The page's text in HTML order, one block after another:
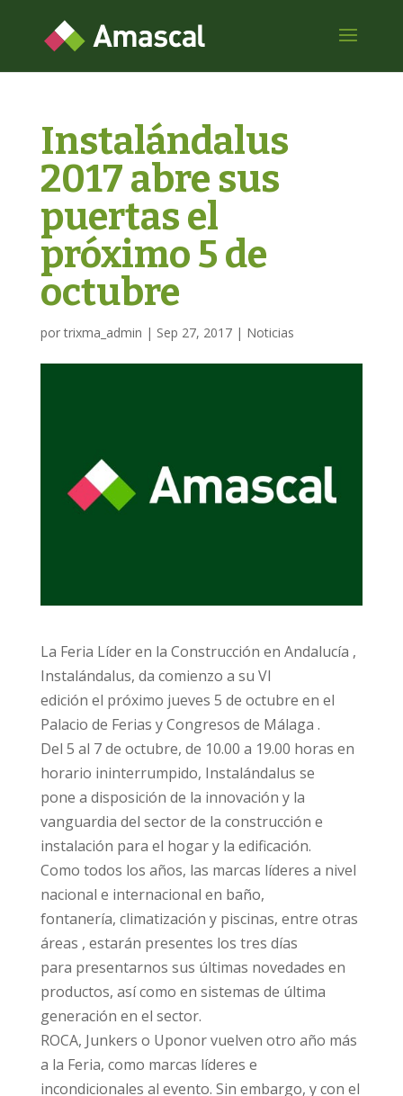
Instalándalus
2017 abre sus
puertas el
próximo 5 de
octubre
portrixma_admin | Sep 27, 2017| Noticias
La Feria Líder en la Construcción en Andalucía ,
Instalándalus, da comienzo a su VI
edición el próximo jueves 5 de octubre en el
Palacio de Ferias y Congresos de Málaga .
Del 5 al 7 de octubre, de 10.00 a 19.00 horas en
horario ininterrumpido, Instalándalus se
pone a disposición de la innovación y la
vanguardia del sector de la construcción e
instalación para el hogar y la edificación.
Como todos los años, las marcas líderes a nivel
nacional e internacional en baño,
fontanería, climatización y piscinas, entre otras
áreas , estarán presentes los tres días
para presentarnos sus últimas novedades en
productos, así como en sistemas de última
generación en el sector.
ROCA, Junkers o Uponor vuelven otro año más
a la Feria, como marcas líderes e
incondicionales al evento. Sin embargo, y con el